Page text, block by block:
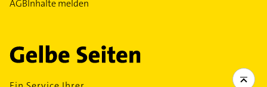
AGBInhalte melden